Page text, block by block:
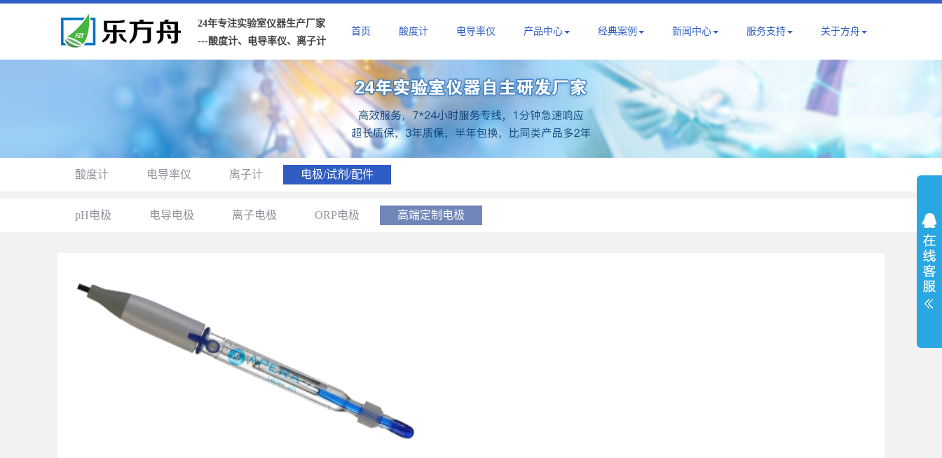
24年专注实验室仪器生产厂家
---酸度计、电导率仪、离子计
首页 酸度计 电导率仪 产品中心 经典案例 新闻中心 服务支持 关于方舟
酸度计 电导率仪 离子计 电极/试剂/配件
pH电极 电导电极 离子电极 ORP电极 高端定制电极